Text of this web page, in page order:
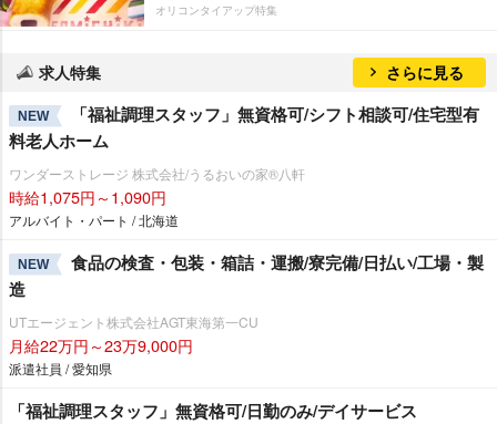
オリコンタイアップ特集
求人特集 さらに見る
NEW
「福祉調理スタッフ」無資格可/シフト相談可/住宅型有
料老人ホーム
ワンダーストレージ 株式会社/うるおいの家®八軒
時給1,075円～1,090円
アルバイト・パート / 北海道
NEW
食品の検査・包装・箱詰・運搬/寮完備/日払い/工場・製
造
UTエージェント株式会社AGT東海第一CU
月給22万円～23万9,000円
派遣社員 / 愛知県
「福祉調理スタッフ」無資格可/日勤のみ/デイサービス